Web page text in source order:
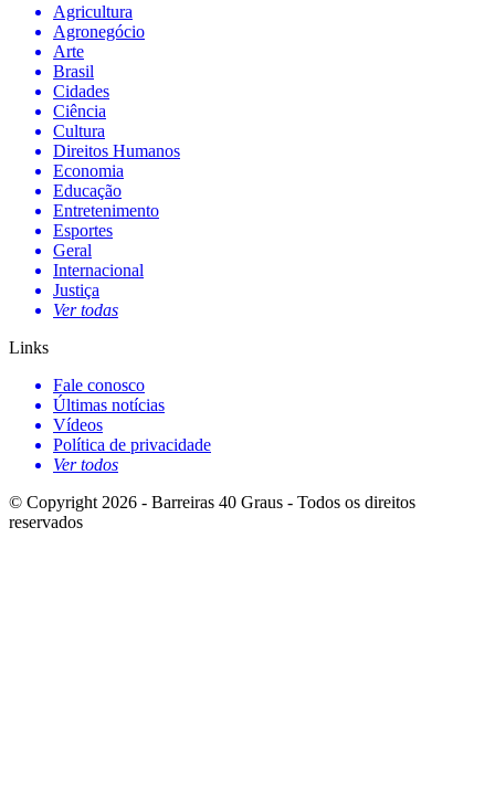
Agricultura
Agronegócio
Arte
Brasil
Cidades
Ciência
Cultura
Direitos Humanos
Economia
Educação
Entretenimento
Esportes
Geral
Internacional
Justiça
Ver todas
Links
Fale conosco
Últimas notícias
Vídeos
Política de privacidade
Ver todos
© Copyright 2026 - Barreiras 40 Graus - Todos os direitos
reservados